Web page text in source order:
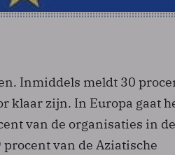
Inmiddels meldt 30
klaar zijn. In Europa gaat
van de organisaties in
van de Aziatische